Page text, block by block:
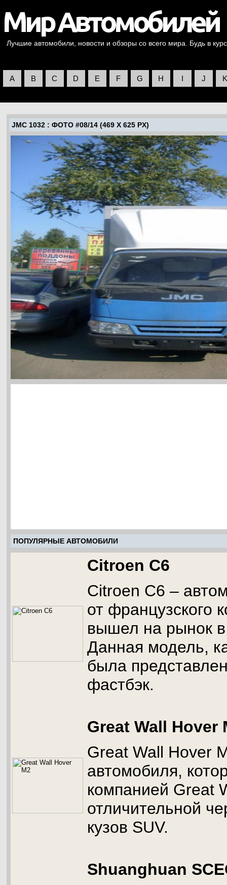
Лучшие автомобили, новости и обзоры со всего мира. Будь в
A B C D E F G H I J K
JMC 1032 : ФОТО #08/14 (469 X 625 PX)
ПОПУЛЯРНЫЕ АВТОМОБИЛИ
Citroen C6
Citroen C6 –
от французского
вышел на рынок в
Данная модель,
была
фастбэк.
Great Wall Hover
Great Wall Hover
автомобиля,
компанией Great
отличительной
кузов SUV.
Shuanghuan